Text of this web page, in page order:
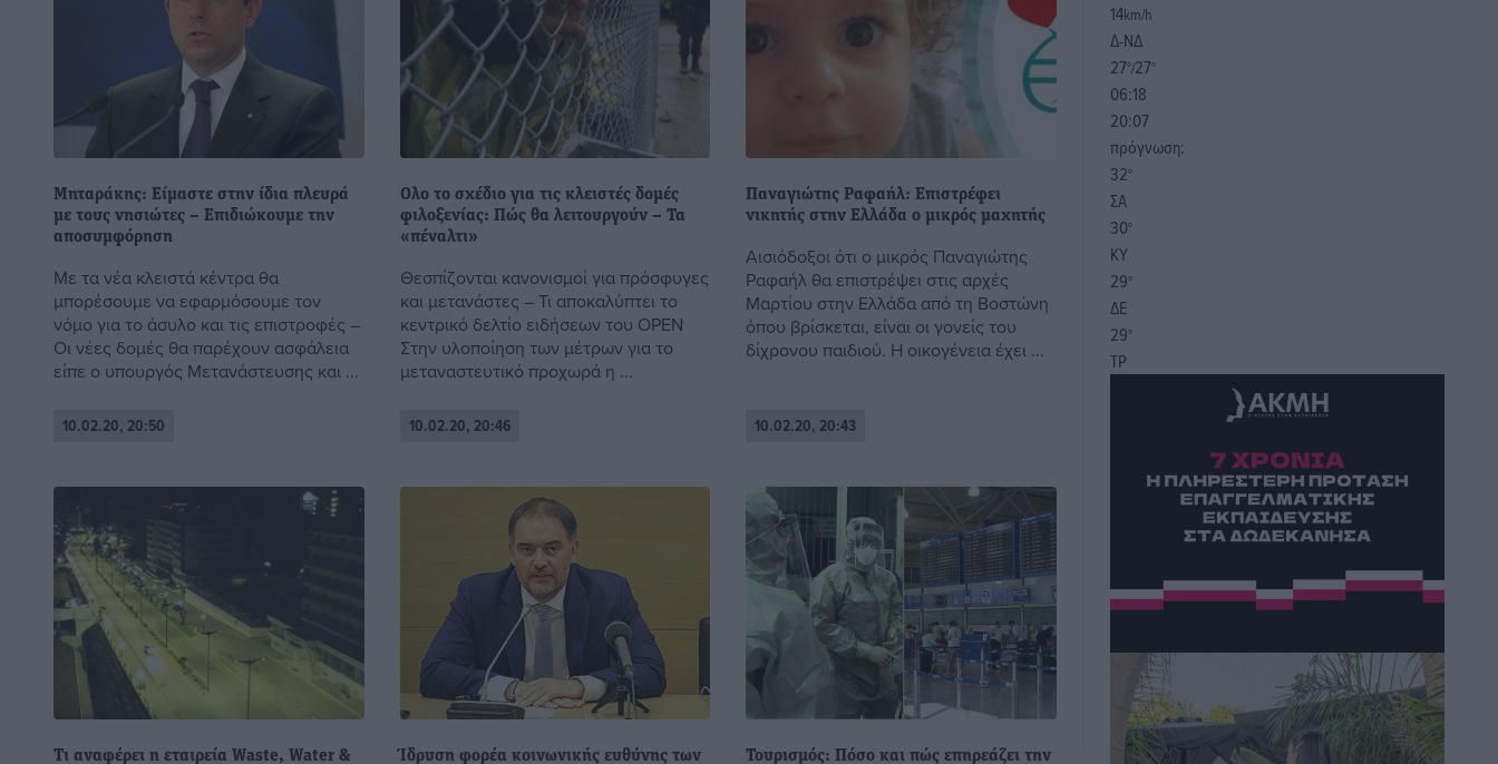
Μηταράκης: Είμαστε στην ίδια πλευρά
με τους νησιώτες – Επιδιώκουμε την
αποσυμφόρηση
Με τα νέα κλειστά κέντρα θα
μπορέσουμε να εφαρμόσουμε τον
νόμο για το άσυλο και τις επιστροφές –
Οι νέες δομές θα παρέχουν ασφάλεια
είπε ο υπουργός Μετανάστευσης και ...
10.02.20, 20:50
Ολο το σχέδιο για τις κλειστές δομές
φιλοξενίας: Πώς θα λειτουργούν – Τα
«πέναλτι»
Θεσπίζονται κανονισμοί για πρόσφυγες
και μετανάστες – Τι αποκαλύπτει το
κεντρικό δελτίο ειδήσεων του OPEN
Στην υλοποίηση των μέτρων για το
μεταναστευτικό προχωρά η ...
10.02.20, 20:46
Παναγιώτης Ραφαήλ: Επιστρέφει
νικητής στην Ελλάδα ο μικρός μαχητής
Αισιόδοξοι ότι ο μικρός Παναγιώτης
Ραφαήλ θα επιστρέψει στις αρχές
Μαρτίου στην Ελλάδα από τη Βοστώνη
όπου βρίσκεται, είναι οι γονείς του
δίχρονου παιδιού. Η οικογένεια έχει ...
10.02.20, 20:43
Τι αναφέρει η εταιρεία Waste, Water &
Ίδρυση φορέα κοινωνικής ευθύνης των
Τουρισμός: Πόσο και πώς επηρεάζει την
14km/h
Δ-ΝΔ
27°/27°
06:18
20:07
πρόγνωση:
32°
ΣΑ
30°
ΚΥ
29°
ΔΕ
29°
ΤΡ